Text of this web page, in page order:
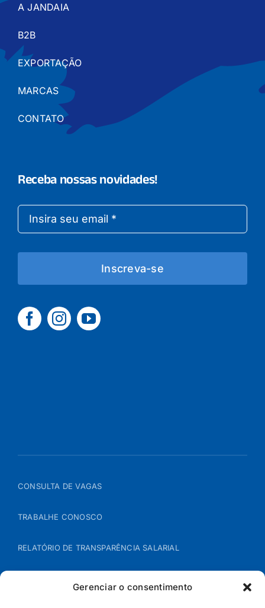
Gerenciar o consentimento
A JANDAIA
B2B
EXPORTAÇÃO
MARCAS
CONTATO
Receba nossas novidades!
Inscreva-se
CONSULTA DE VAGAS
TRABALHE CONOSCO
RELATÓRIO DE TRANSPARÊNCIA SALARIAL